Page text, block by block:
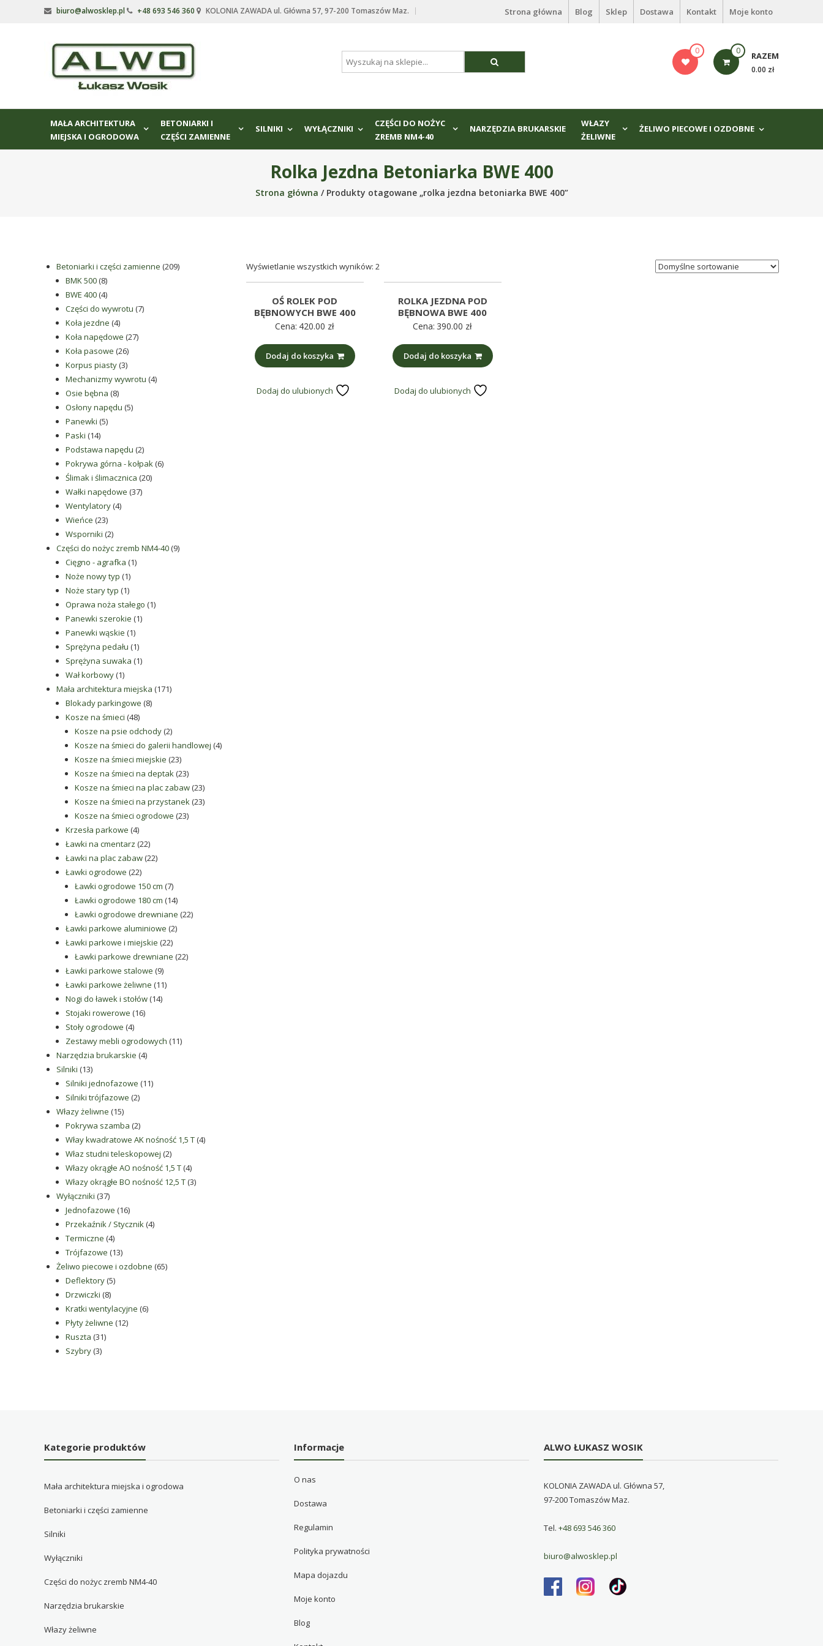
biuro@alwosklep.pl +48 693 546 360 KOLONIA ZAWADA ul. Główna 57, 97-200 Tomaszów Maz. Strona główna Blog Sklep Dostawa Kontakt Moje konto
Alwo
sklep
–
meble
ogrodowe,
różnego
rodzaju
części
betoniarek,
maszyn
rolniczych,
także
części
zamienne.
0 0 RAZEM
0.00 zł
MAŁA ARCHITEKTURA
MIEJSKA I OGRODOWA
BETONIARKI I
CZĘŚCI ZAMIENNE
SILNIKI WYŁĄCZNIKI
CZĘŚCI DO NOŻYC
ZREMB NM4-40
NARZĘDZIA BRUKARSKIE
WŁAZY
ŻELIWNE
ŻELIWO PIECOWE I OZDOBNE
Rolka Jezdna Betoniarka BWE 400
Strona główna / Produkty otagowane „rolka jezdna betoniarka BWE 400”
Wyświetlanie wszystkich wyników: 2
OŚ ROLEK POD
BĘBNOWYCH BWE 400
Cena: 420.00 zł
Dodaj do koszyka
Dodaj do ulubionych
ROLKA JEZDNA POD
BĘBNOWA BWE 400
Cena: 390.00 zł
Dodaj do koszyka
Dodaj do ulubionych
Betoniarki i części zamienne 209209
BMK 500 88
produktów
BWE 400 44
produkty
Części do wywrotu 77
Koła jezdne 44
produkty
Koła napędowe 2727
Koła pasowe 2626
produktów
Korpus piasty 33
produkty
Mechanizmy wywrotu 44
Osie bębna 88
produktów
Osłony napędu 55
Panewki 55
Paski 1414
produktów
Podstawa napędu 22
produkty
Pokrywa górna - kołpak 66
Ślimak i ślimacznica 2020
Wałki napędowe 3737
Wentylatory 44
Wieńce 2323
produkty
Wsporniki 22
produkty
Części do nożyc zremb NM4-40 99
Cięgno - agrafka 11
Noże nowy typ 11
produkt
Noże stary typ 11
produkt
Oprawa noża stałego 11
Panewki szerokie 11
Panewki wąskie 11
produkt
Sprężyna pedału 11
produkt
Sprężyna suwaka 11
Wał korbowy 11
produkt
Mała architektura miejska 171171
Blokady parkingowe 88
Kosze na śmieci 4848
produktów
Kosze na psie odchody 22
produkty
Kosze na śmieci do galerii handlowej 44
Kosze na śmieci miejskie 2323
produkty
Kosze na śmieci na deptak 2323
produkty
Kosze na śmieci na plac zabaw 2323
produkty
Kosze na śmieci na przystanek 2323
Kosze na śmieci ogrodowe 2323
Krzesła parkowe 44
produkty
Ławki na cmentarz 2222
produkty
Ławki na plac zabaw 2222
Ławki ogrodowe 2222
produkty
Ławki ogrodowe 150 cm 77
produktów
Ławki ogrodowe 180 cm 1414
produktów
Ławki ogrodowe drewniane 2222
Ławki parkowe aluminiowe 22
Ławki parkowe i miejskie 2222
produkty
Ławki parkowe drewniane 2222
Ławki parkowe stalowe 99
produktów
Ławki parkowe żeliwne 1111
Nogi do ławek i stołów 1414
Stojaki rowerowe 1616
Stoły ogrodowe 44
produkty
Zestawy mebli ogrodowych 1111
Narzędzia brukarskie 44
Silniki 1313
produktów
Silniki jednofazowe 1111
Silniki trójfazowe 22
Włazy żeliwne 1515
produktów
Pokrywa szamba 22
produkty
Włay kwadratowe AK nośność 1,5 T 44
Właz studni teleskopowej 22
produkty
Włazy okrągłe AO nośność 1,5 T 44
produkty
Włazy okrągłe BO nośność 12,5 T 33
Wyłączniki 3737
produktów
Jednofazowe 1616
produktów
Przekaźnik / Stycznik 44
Termiczne 44
produkty
Trójfazowe 1313
produktów
Żeliwo piecowe i ozdobne 6565
Deflektory 55
Drzwiczki 88
produktów
Kratki wentylacyjne 66
Płyty żeliwne 1212
Ruszta 3131
Szybry 33
Kategorie produktów
Mała architektura miejska i ogrodowa
Betoniarki i części zamienne
Silniki
Wyłączniki
Części do nożyc zremb NM4-40
Narzędzia brukarskie
Włazy żeliwne
Informacje
O nas
Dostawa
Regulamin
Polityka prywatności
Mapa dojazdu
Moje konto
Blog
ALWO ŁUKASZ WOSIK
KOLONIA ZAWADA ul. Główna 57,
97-200 Tomaszów Maz.
Tel.+48 693 546 360
biuro@alwosklep.pl